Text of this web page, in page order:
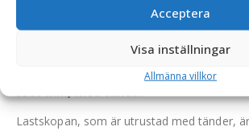
Acceptera
Visa inställningar
Allmänna villkor
Lastskopa – fäste Stor-Stora BM, volym
Lastskopan, som är utrustad med tänder,